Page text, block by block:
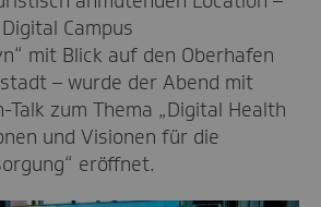
Campus
mit Blick auf den Oberhafen
– wurde der Abend mit
Talk zum Thema „Digital Health
und Visionen für die
eröffnet.